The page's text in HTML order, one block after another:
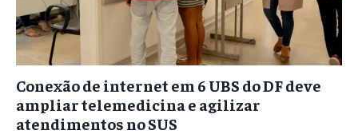
Conexão de internet em 6 UBS do DF deve
ampliar telemedicina e agilizar
atendimentos no SUS